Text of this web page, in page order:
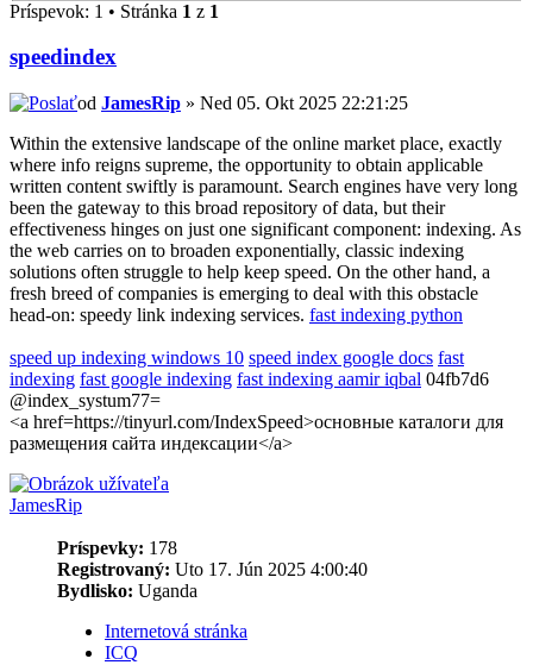
Príspevok: 1 • Stránka 1 z 1
speedindex
od JamesRip » Ned 05. Okt 2025 22:21:25
Within the extensive landscape of the online market place, exactly
where info reigns supreme, the opportunity to obtain applicable
written content swiftly is paramount. Search engines have very long
been the gateway to this broad repository of data, but their
effectiveness hinges on just one significant component: indexing. As
the web carries on to broaden exponentially, classic indexing
solutions often struggle to help keep speed. On the other hand, a
fresh breed of companies is emerging to deal with this obstacle
head-on: speedy link indexing services. fast indexing python
speed up indexing windows 10 speed index google docs fast
indexing fast google indexing fast indexing aamir iqbal 04fb7d6
@index_systum77=
<a href=https://tinyurl.com/IndexSpeed>основные каталоги для
размещения сайта индексации</a>
JamesRip
Príspevky: 178
Registrovaný: Uto 17. Jún 2025 4:00:40
Bydlisko: Uganda
Internetová stránka
ICQ